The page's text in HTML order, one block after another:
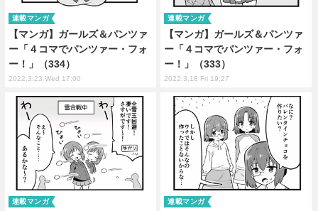
【マンガ】ガールズ＆パンツァ
ー「４コマでパンツァー・フォ
ー！」（334）
連載マンガ
2022.3.23 Wed 17:00
【マンガ】ガールズ＆パンツァ
ー「４コマでパンツァー・フォ
ー！」（333）
連載マンガ
2022.3.18 Fri 19:27
連載マンガ 連載マンガ